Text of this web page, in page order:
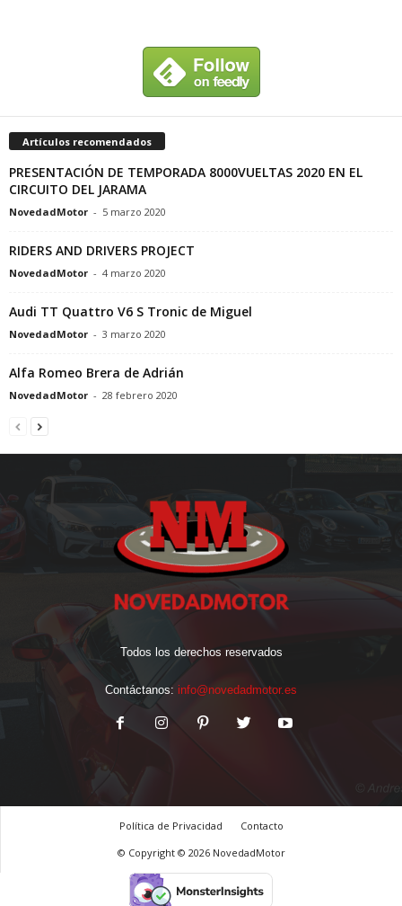
Artículos recomendados
PRESENTACIÓN DE TEMPORADA 8000VUELTAS 2020 EN EL
CIRCUITO DEL JARAMA
NovedadMotor - 5 marzo 2020
RIDERS AND DRIVERS PROJECT
NovedadMotor - 4 marzo 2020
Audi TT Quattro V6 S Tronic de Miguel
NovedadMotor - 3 marzo 2020
Alfa Romeo Brera de Adrián
NovedadMotor - 28 febrero 2020
Todos los derechos reservados
Contáctanos: info@novedadmotor.es
Política de Privacidad
Contacto
© Copyright © 2026 NovedadMotor